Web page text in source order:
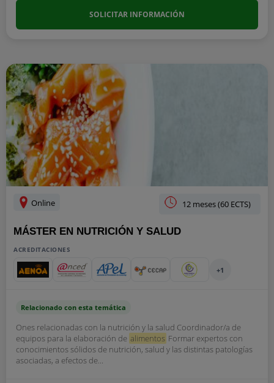
SOLICITAR INFORMACIÓN
Online 12 meses (60 ECTS)
MÁSTER EN NUTRICIÓN Y SALUD
ACREDITACIONES
+1
Relacionado con esta temática
Ones relacionadas con la nutrición y la salud Coordinador/a de
equipos para la elaboración de alimentos Formar expertos con
conocimientos sólidos de nutrición, salud y las distintas patologías
asociadas, a efectos de...